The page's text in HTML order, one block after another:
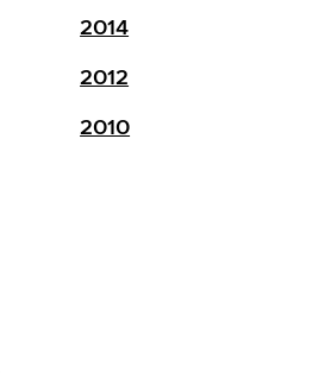
2014
2012
2010